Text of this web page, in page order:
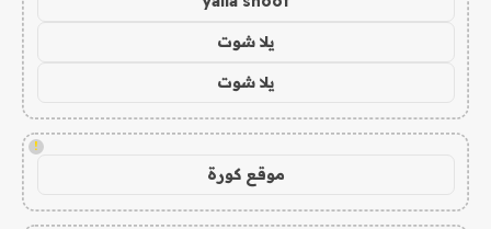
يلا شوت
يلا شوت
!
موقع كورة